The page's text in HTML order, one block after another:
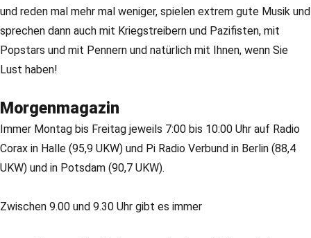
und reden mal mehr mal weniger, spielen extrem gute Musik und
sprechen dann auch mit Kriegstreibern und Pazifisten, mit
Popstars und mit Pennern und natürlich mit Ihnen, wenn Sie
Lust haben!
Morgenmagazin
Immer Montag bis Freitag jeweils 7:00 bis 10:00 Uhr auf Radio
Corax in Halle (95,9 UKW) und Pi Radio Verbund in Berlin (88,4
UKW) und in Potsdam (90,7 UKW).
Zwischen 9.00 und 9.30 Uhr gibt es immer